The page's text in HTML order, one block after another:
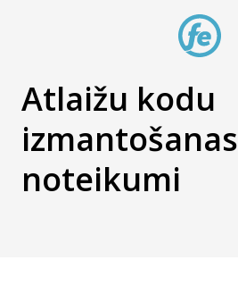
Atlaižu kodu
izmantošanas
noteikumi